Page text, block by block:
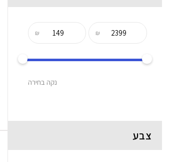
₪
₪
נקה בחירה
צבע